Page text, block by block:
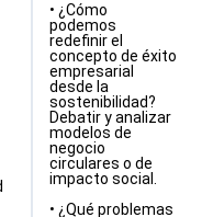
• ¿Cómo
podemos
redefinir el
concepto de éxito
empresarial
desde la
sostenibilidad?
Debatir y analizar
modelos de
negocio
circulares o de
impacto social.
• ¿Qué problemas